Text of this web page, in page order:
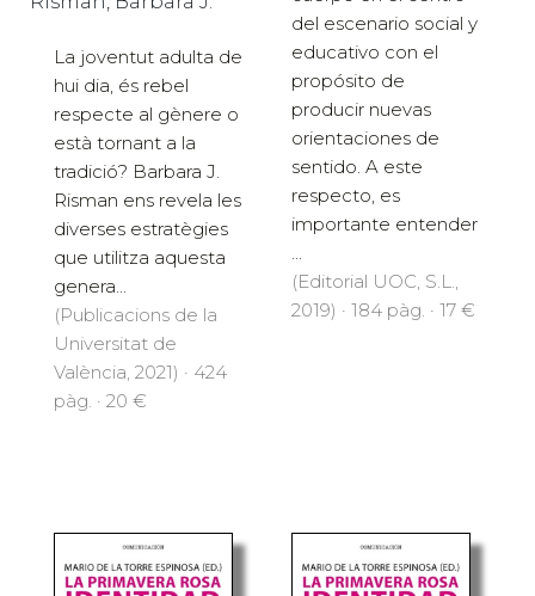
La joventut adulta de
hui dia, és rebel
respecte al gènere o
està tornant a la
tradició? Barbara J.
Risman ens revela les
diverses estratègies
que utilitza aquesta
genera...
(Publicacions de la
Universitat de
València, 2021) · 424
pàg. · 20 €
del escenario social y
educativo con el
propósito de
producir nuevas
orientaciones de
sentido. A este
respecto, es
importante entender
...
(Editorial UOC, S.L.,
2019) · 184 pàg. · 17 €